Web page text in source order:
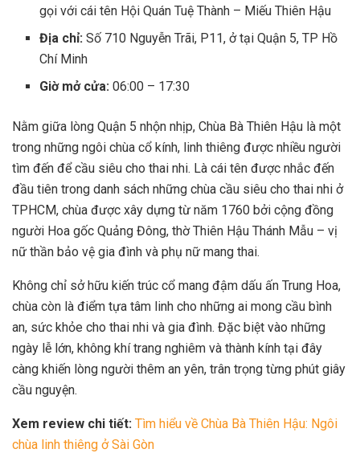
gọi với cái tên Hội Quán Tuệ Thành – Miếu Thiên Hậu
Địa chỉ:Số 710 Nguyễn Trãi, P11, ở tại Quận 5, TP Hồ
Chí Minh
Giờ mở cửa:06:00 – 17:30
Nằm giữa lòng Quận 5 nhộn nhịp, Chùa Bà Thiên Hậu là một
trong những ngôi chùa cổ kính, linh thiêng được nhiều người
tìm đến để cầu siêu cho thai nhi. Là cái tên được nhắc đến
đầu tiên trong danh sách những chùa cầu siêu cho thai nhi ở
TPHCM, chùa được xây dựng từ năm 1760 bởi cộng đồng
người Hoa gốc Quảng Đông, thờ Thiên Hậu Thánh Mẫu – vị
nữ thần bảo vệ gia đình và phụ nữ mang thai.
Không chỉ sở hữu kiến trúc cổ mang đậm dấu ấn Trung Hoa,
chùa còn là điểm tựa tâm linh cho những ai mong cầu bình
an, sức khỏe cho thai nhi và gia đình. Đặc biệt vào những
ngày lễ lớn, không khí trang nghiêm và thành kính tại đây
càng khiến lòng người thêm an yên, trân trọng từng phút giây
cầu nguyện.
Xem review chi tiết: Tìm hiểu về Chùa Bà Thiên Hậu: Ngôi
chùa linh thiêng ở Sài Gòn